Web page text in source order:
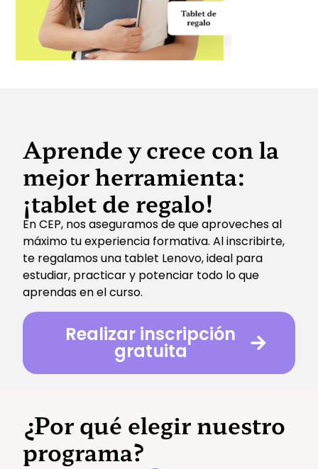
Aprende y crece con la
mejor herramienta:
¡tablet de regalo!
En CEP, nos aseguramos de que aproveches al
máximo tu experiencia formativa. Al inscribirte,
te regalamos una tablet Lenovo, ideal para
estudiar, practicar y potenciar todo lo que
aprendas en el curso.
Realizar inscripción
gratuita
¿Por qué elegir nuestro
programa?